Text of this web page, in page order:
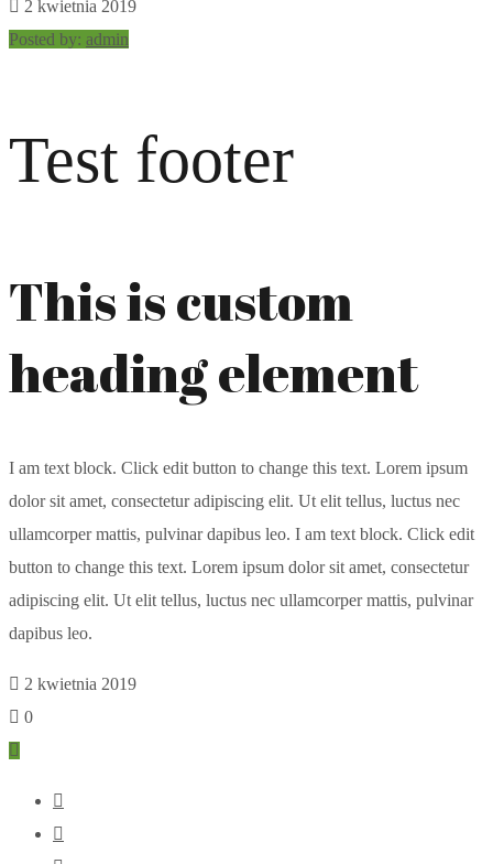
2 kwietnia 2019
Posted by: admin
Test footer
This is custom
heading element
I am text block. Click edit button to change this text. Lorem ipsum
dolor sit amet, consectetur adipiscing elit. Ut elit tellus, luctus nec
ullamcorper mattis, pulvinar dapibus leo. I am text block. Click edit
button to change this text. Lorem ipsum dolor sit amet, consectetur
adipiscing elit. Ut elit tellus, luctus nec ullamcorper mattis, pulvinar
dapibus leo.
2 kwietnia 2019
0